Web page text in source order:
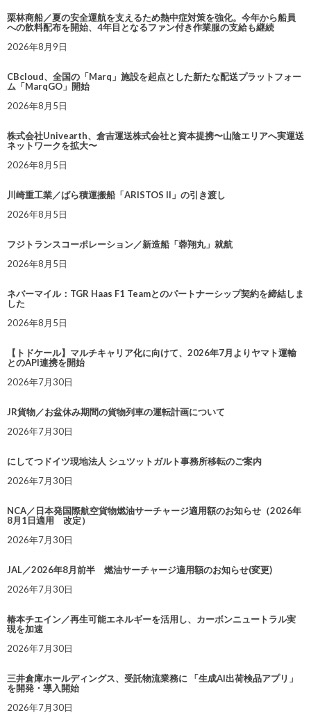
栗林商船／夏の安全運航を支えるため熱中症対策を強化。今年から船員
への飲料配布を開始、4年目となるファン付き作業服の支給も継続
2026年8月9日
CBcloud、全国の「Marq」施設を起点とした新たな配送プラットフォー
ム「MarqGO」開始
2026年8月5日
株式会社Univearth、倉吉運送株式会社と資本提携〜山陰エリアへ実運送
ネットワークを拡大〜
2026年8月5日
川崎重工業／ばら積運搬船「ARISTOS II」の引き渡し
2026年8月5日
フジトランスコーポレーション／新造船「蓉翔丸」就航
2026年8月5日
ネバーマイル：TGR Haas F1 Teamとのパートナーシップ契約を締結しま
した
2026年8月5日
【トドケール】マルチキャリア化に向けて、2026年7月よりヤマト運輸
とのAPI連携を開始
2026年7月30日
JR貨物／お盆休み期間の貨物列車の運転計画について
2026年7月30日
にしてつドイツ現地法人 シュツットガルト事務所移転のご案内
2026年7月30日
NCA／日本発国際航空貨物燃油サーチャージ適用額のお知らせ（2026年
8月1日適用 改定）
2026年7月30日
JAL／2026年8月前半 燃油サーチャージ適用額のお知らせ(変更)
2026年7月30日
椿本チエイン／再生可能エネルギーを活用し、カーボンニュートラル実
現を加速
2026年7月30日
三井倉庫ホールディングス、受託物流業務に 「生成AI出荷検品アプリ」
を開発・導入開始
2026年7月30日